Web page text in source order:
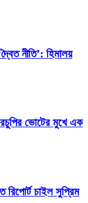
নীতি’: হিমালয়
ভোটের মুখে এক
রিপোর্ট চাইল সুপ্রিম